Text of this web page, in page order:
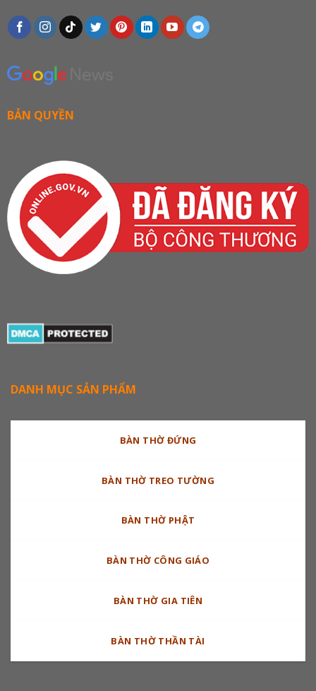
BẢN QUYỀN
DANH MỤC SẢN PHẨM
BÀN THỜ ĐỨNG
BÀN THỜ TREO TƯỜNG
BÀN THỜ PHẬT
BÀN THỜ CÔNG GIÁO
BÀN THỜ GIA TIÊN
BÀN THỜ THẦN TÀI